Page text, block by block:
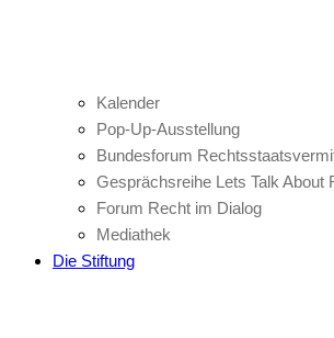
Kalender
Pop-Up-Ausstellung
Bundesforum
Gesprächsreihe Lets Talk About
Forum Recht im Dialog
Mediathek
Die Stiftung